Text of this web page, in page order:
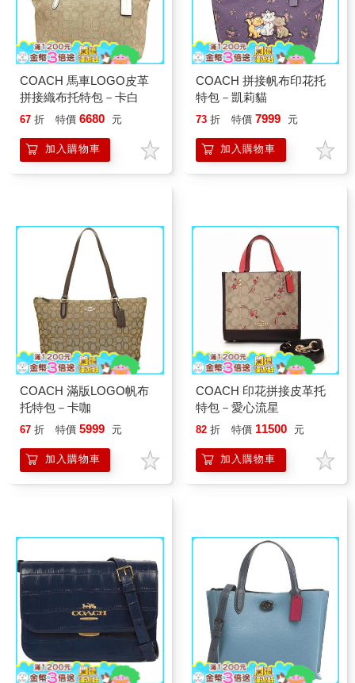
COACH 馬車LOGO皮革
拼接織布托特包－卡白
67 折 特價 6680 元
加入購物車
COACH 拼接帆布印花托
特包－凱莉貓
73 折 特價 7999 元
加入購物車
COACH 滿版LOGO帆布
托特包－卡咖
67 折 特價 5999 元
加入購物車
COACH 印花拼接皮革托
特包－愛心流星
82 折 特價 11500 元
加入購物車